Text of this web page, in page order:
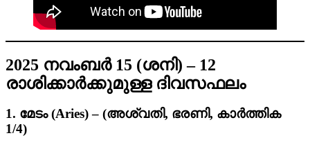
2025 നവംബർ 15 (ശനി) – 12
രാശിക്കാർക്കുമുള്ള ദിവസഫലം
1. മേടം (Aries) – (അശ്വതി, ഭരണി, കാർത്തിക
1/4)